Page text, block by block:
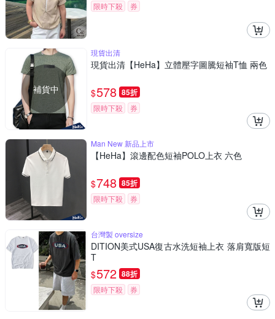
限時下殺 券
補貨中
現貨出清
現貨出清【HeHa】立體壓字圖騰短袖T恤 兩色
$578 85折
限時下殺 券
Man New 新品上市
【HeHa】滾邊配色短袖POLO上衣 六色
$748 85折
限時下殺 券
台灣製 oversize
DITION美式USA復古水洗短袖上衣 落肩寬版短
T
$572 88折
限時下殺 券